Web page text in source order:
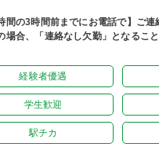
の3時間前までにお電話で】ご連
合、「連絡なし欠勤」となるこ
経験者優遇
学生歓迎
駅チカ